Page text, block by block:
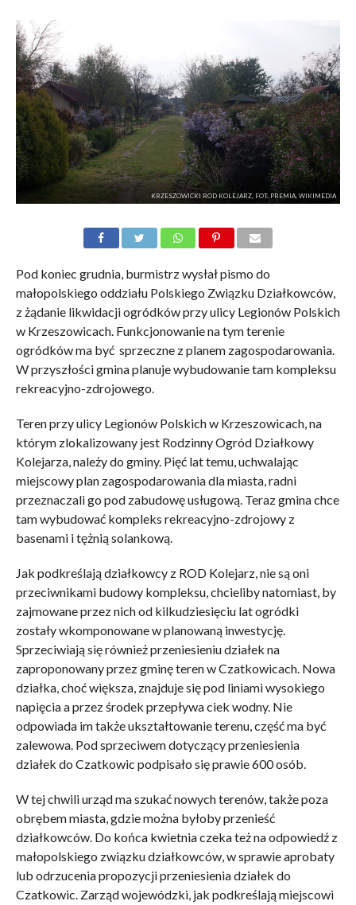
KRZESZOWICKI ROD KOLEJARZ, FOT. PREMIA, WIKIMEDIA
Pod koniec grudnia, burmistrz wysłał pismo do
małopolskiego oddziału Polskiego Związku Działkowców,
z żądanie likwidacji ogródków przy ulicy Legionów Polskich
w Krzeszowicach. Funkcjonowanie na tym terenie
ogródków ma być sprzeczne z planem zagospodarowania.
W przyszłości gmina planuje wybudowanie tam kompleksu
rekreacyjno-zdrojowego.
Teren przy ulicy Legionów Polskich w Krzeszowicach, na
którym zlokalizowany jest Rodzinny Ogród Działkowy
Kolejarza, należy do gminy. Pięć lat temu, uchwalając
miejscowy plan zagospodarowania dla miasta, radni
przeznaczali go pod zabudowę usługową. Teraz gmina chce
tam wybudować kompleks rekreacyjno-zdrojowy z
basenami i tężnią solankową.
Jak podkreślają działkowcy z ROD Kolejarz, nie są oni
przeciwnikami budowy kompleksu, chcieliby natomiast, by
zajmowane przez nich od kilkudziesięciu lat ogródki
zostały wkomponowane w planowaną inwestycję.
Sprzeciwiają się również przeniesieniu działek na
zaproponowany przez gminę teren w Czatkowicach. Nowa
działka, choć większa, znajduje się pod liniami wysokiego
napięcia a przez środek przepływa ciek wodny. Nie
odpowiada im także ukształtowanie terenu, część ma być
zalewowa. Pod sprzeciwem dotyczący przeniesienia
działek do Czatkowic podpisało się prawie 600 osób.
W tej chwili urząd ma szukać nowych terenów, także poza
obrębem miasta, gdzie można byłoby przenieść
działkowców. Do końca kwietnia czeka też na odpowiedź z
małopolskiego związku działkowców, w sprawie aprobaty
lub odrzucenia propozycji przeniesienia działek do
Czatkowic. Zarząd wojewódzki, jak podkreślają miejscowi